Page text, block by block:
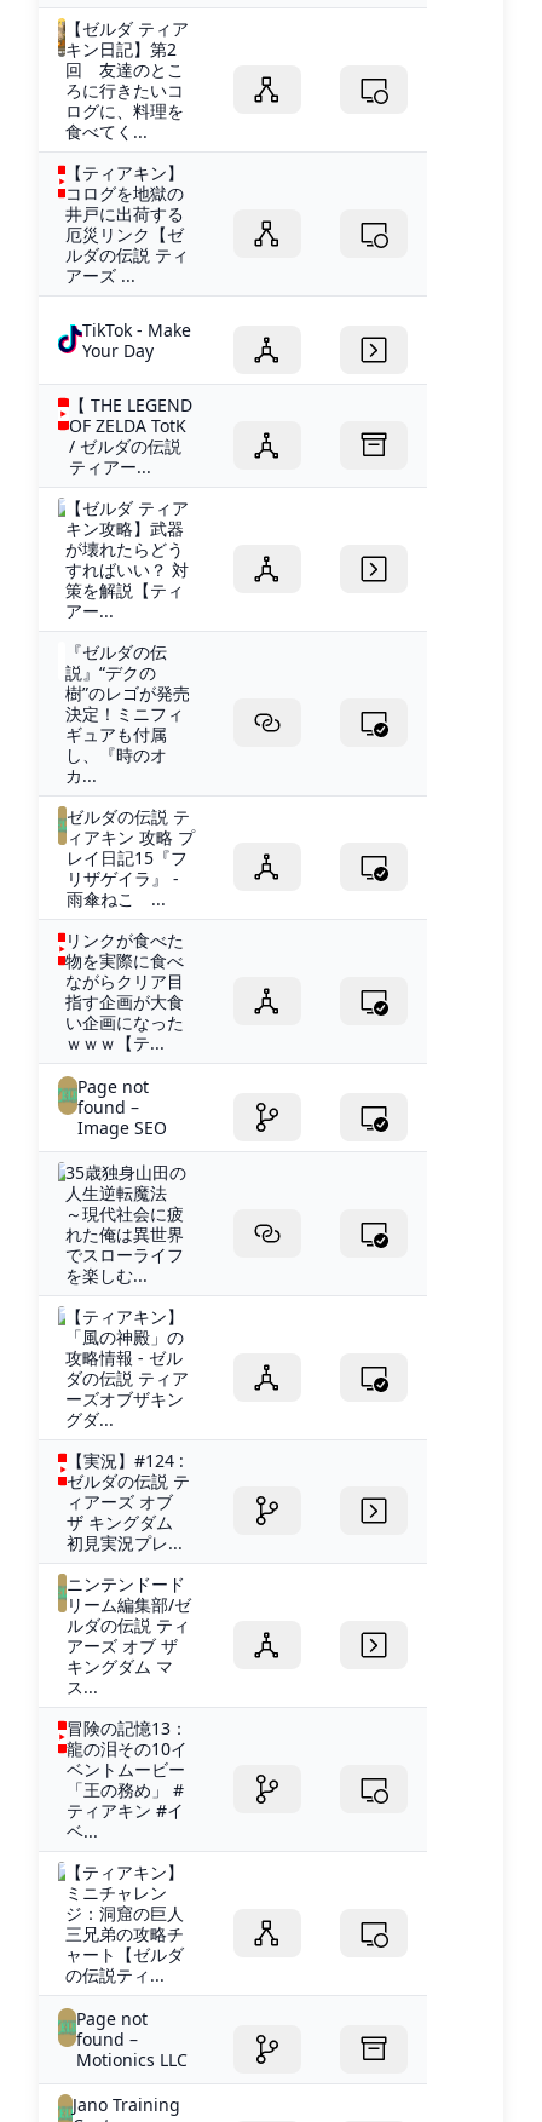
【ゼルダ ティア
キン日記】第2
回 友達のとこ
ろに行きたいコ
ログに、料理を
食べてく...
【ティアキン】
コログを地獄の
井戸に出荷する
厄災リンク【ゼ
ルダの伝説 ティ
アーズ ...
TikTok - Make
Your Day
【 THE LEGEND
OF ZELDA TotK
/ ゼルダの伝説
ティアー...
【ゼルダ ティア
キン攻略】武器
が壊れたらどう
すればいい？ 対
策を解説【ティ
アー...
『ゼルダの伝
説』“デクの
樹”のレゴが発売
決定！ミニフィ
ギュアも付属
し、『時のオ
カ...
ゼルダの伝説 テ
ィアキン 攻略 プ
レイ日記15『フ
リザゲイラ』 -
雨傘ねこ ...
リンクが食べた
物を実際に食べ
ながらクリア目
指す企画が大食
い企画になった
ｗｗｗ【テ...
Page not
found –
Image SEO
35歳独身山田の
人生逆転魔法
～現代社会に疲
れた俺は異世界
でスローライフ
を楽しむ...
【ティアキン】
「風の神殿」の
攻略情報 - ゼル
ダの伝説 ティア
ーズオブザキン
グダ...
【実況】#124 :
ゼルダの伝説 テ
ィアーズ オブ
ザ キングダム
初見実況プレ...
ニンテンドード
リーム編集部/ゼ
ルダの伝説 ティ
アーズ オブ ザ
キングダム マ
ス...
冒険の記憶13：
龍の泪その10イ
ベントムービー
「王の務め」 #
ティアキン #イ
ベ...
【ティアキン】
ミニチャレン
ジ：洞窟の巨人
三兄弟の攻略チ
ャート【ゼルダ
の伝説ティ...
Page not
found –
Motionics LLC
Jano Training